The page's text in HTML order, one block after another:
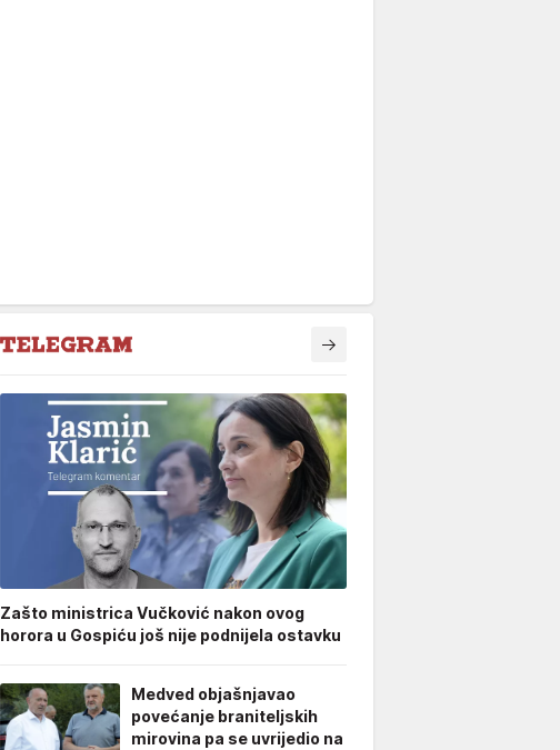
Zašto ministrica Vučković nakon ovog
horora u Gospiću još nije podnijela ostavku
Medved objašnjavao
povećanje braniteljskih
mirovina pa se uvrijedio na